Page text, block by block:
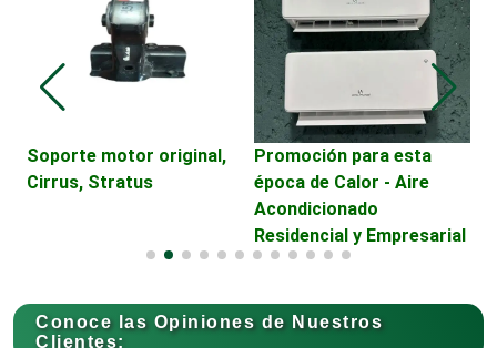
Cámaras de Comercio
Camiones para Fletes
Cancelería de Aluminio
Soporte motor original,
Cirrus, Stratus
Promoción para esta
época de Calor - Aire
Acondicionado
Residencial y Empresarial
Conoce las Opiniones de Nuestros
Clientes: